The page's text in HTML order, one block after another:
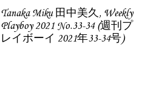
Tanaka Miku 田中美久, Weekly
Playboy 2021 No.33-34 (週刊プ
レイボーイ 2021年33-34号)